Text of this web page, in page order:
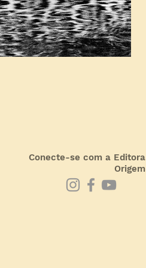
Conecte-se com a Editora
Origem